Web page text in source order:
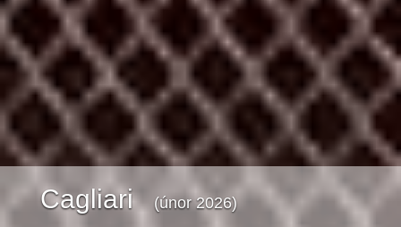
Cagliari (únor 2026)